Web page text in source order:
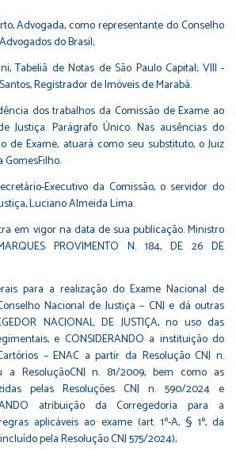
Advogada, como representante do Conselho
do Brasil;
Tabeliã de Notas de São Paulo Capital; VIII -
Registrador de Imóveis de Marabá.
dos trabalhos da Comissão de Exame ao
Justiça. Parágrafo Único. Nas ausências do
de Exame, atuará como seu substituto, o Juiz
Executivo da Comissão, o servidor do
Luciano Almeida Lima.
em vigor na data de sua publicação. Ministro
PROVIMENTO N. 184, DE 26 DE
para a realização do Exame Nacional de
Nacional de Justiça – CNJ e dá outras
NACIONAL DE JUSTIÇA, no uso das
e CONSIDERANDO a instituição do
– ENAC a partir da Resolução CNJ n.
a ResoluçãoCNJ n. 81/2009, bem como as
pelas Resoluções CNJ n. 590/2024 e
atribuição da Corregedoria para a
aplicáveis ao exame (art. 1º-A, § 1º, da
pela Resolução CNJ 575/2024);